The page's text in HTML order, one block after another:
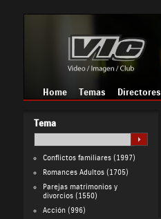
Home Temas Directores
Tema
Conflictos familiares(1997)
Romances Adultos(1705)
Parejas matrimonios y
divorcios(1550)
Acción(996)